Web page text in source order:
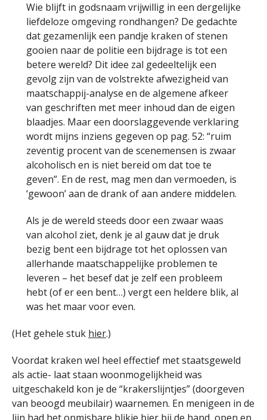
Wie blijft in godsnaam vrijwillig in een dergelijke
liefdeloze omgeving rondhangen? De gedachte
dat gezamenlijk een pandje kraken of stenen
gooien naar de politie een bijdrage is tot een
betere wereld? Dit idee zal gedeeltelijk een
gevolg zijn van de volstrekte afwezigheid van
maatschappij-analyse en de algemene afkeer
van geschriften met meer inhoud dan de eigen
blaadjes. Maar een doorslaggevende verklaring
wordt mijns inziens gegeven op pag. 52: “ruim
zeventig procent van de scenemensen is zwaar
alcoholisch en is niet bereid om dat toe te
geven”. En de rest, mag men dan vermoeden, is
‘gewoon’ aan de drank of aan andere middelen.
Als je de wereld steeds door een zwaar waas
van alcohol ziet, denk je al gauw dat je druk
bezig bent een bijdrage tot het oplossen van
allerhande maatschappelijke problemen te
leveren – het besef dat je zelf een probleem
hebt (of er een bent…) vergt een heldere blik, al
was het maar voor even.
(Het gehele stuk hier.)
Voordat kraken wel heel effectief met staatsgeweld
als actie- laat staan woonmogelijkheid was
uitgeschakeld kon je de “krakerslijntjes” (doorgeven
van beoogd meubilair) waarnemen. En menigeen in de